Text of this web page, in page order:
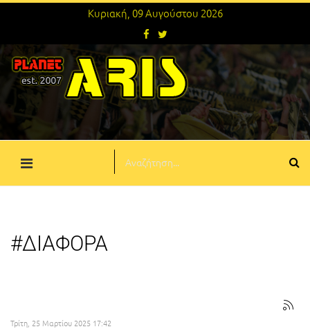
Κυριακή, 09 Αυγούστου 2026
#ΔΙΑΦΟΡΑ
Τρίτη, 25 Μαρτίου 2025 17:42